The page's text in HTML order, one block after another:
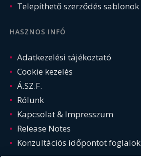
Telepíthető szerződés sablonok
HASZNOS INFÓ
Adatkezelési tájékoztató
Cookie kezelés
Á.SZ.F.
Rólunk
Kapcsolat & Impresszum
Release Notes
Konzultációs időpontot foglalok